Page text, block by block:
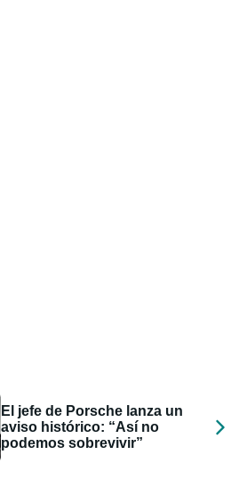
El jefe de Porsche lanza un
aviso histórico: “Así no
podemos sobrevivir”